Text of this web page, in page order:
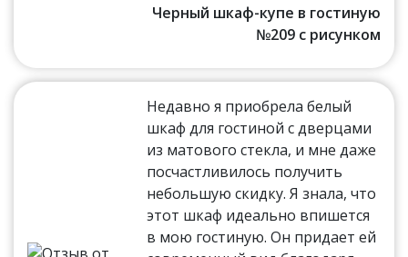
Черный шкаф-купе в гостиную
№209 с рисунком
Недавно я приобрела белый
шкаф для гостиной с дверцами
из матового стекла, и мне даже
посчастливилось получить
небольшую скидку. Я знала, что
этот шкаф идеально впишется
в мою гостиную. Он придает ей